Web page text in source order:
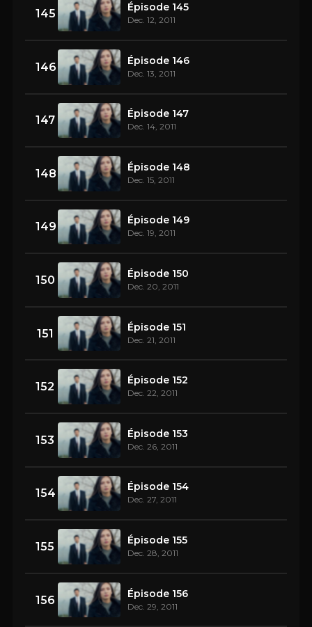
145 Épisode 145
Dec. 12, 2011
146 Épisode 146
Dec. 13, 2011
147 Épisode 147
Dec. 14, 2011
148 Épisode 148
Dec. 15, 2011
149 Épisode 149
Dec. 19, 2011
150 Épisode 150
Dec. 20, 2011
151 Épisode 151
Dec. 21, 2011
152 Épisode 152
Dec. 22, 2011
153 Épisode 153
Dec. 26, 2011
154 Épisode 154
Dec. 27, 2011
155 Épisode 155
Dec. 28, 2011
156 Épisode 156
Dec. 29, 2011